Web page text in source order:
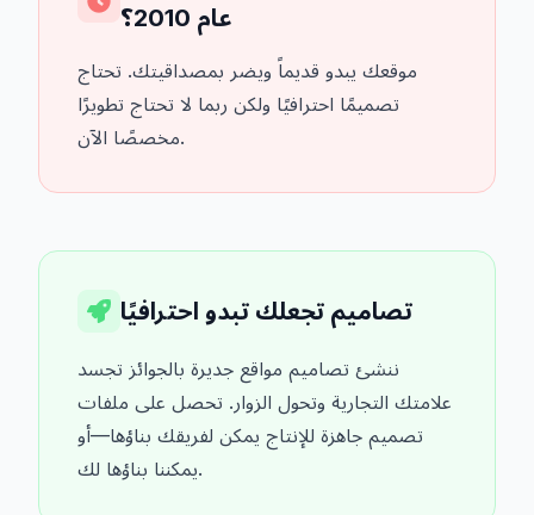
عام 2010؟
موقعك يبدو قديماً ويضر بمصداقيتك. تحتاج
تصميمًا احترافيًا ولكن ربما لا تحتاج تطويرًا
مخصصًا الآن.
تصاميم تجعلك تبدو احترافيًا
ننشئ تصاميم مواقع جديرة بالجوائز تجسد
علامتك التجارية وتحول الزوار. تحصل على ملفات
تصميم جاهزة للإنتاج يمكن لفريقك بناؤها—أو
يمكننا بناؤها لك.